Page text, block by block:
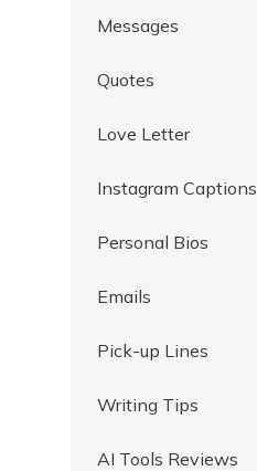
Messages
Quotes
Love Letter
Instagram Captions
Personal Bios
Emails
Pick-up Lines
Writing Tips
AI Tools Reviews